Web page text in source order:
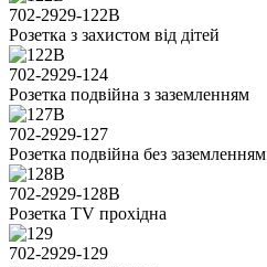
702-2929-122В
Розетка з захистом від дітей
702-2929-124
Розетка подвійна з заземленням
702-2929-127
Розетка подвійна без заземленням
702-2929-128В
Розетка TV прохідна
702-2929-129